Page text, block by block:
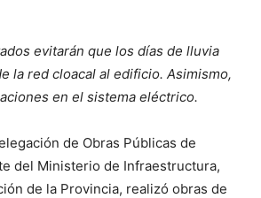
evitarán que los días de lluvia
la red cloacal al edificio. Asimismo,
en el sistema eléctrico.
de Obras Públicas de
del Ministerio de Infraestructura,
de la Provincia, realizó obras de